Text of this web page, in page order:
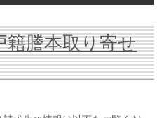
籍謄本取り寄せ